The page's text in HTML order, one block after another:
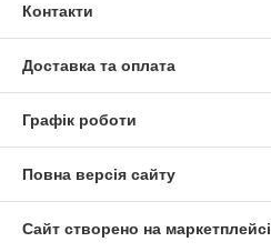
Контакти
Доставка та оплата
Графік роботи
Повна версія сайту
Сайт створено на маркетплейсі